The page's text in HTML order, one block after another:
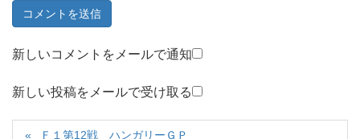
新しいコメントをメールで通知
新しい投稿をメールで受け取る
Ｆ１第12戦 ハンガリーＧＰ